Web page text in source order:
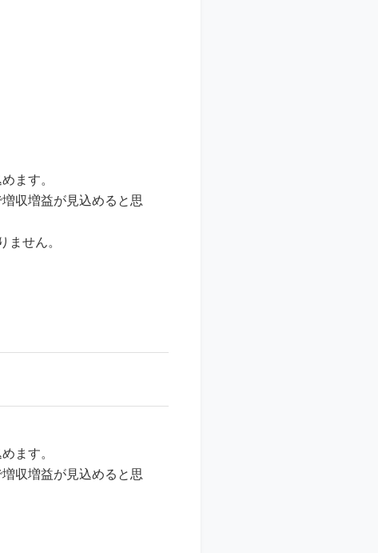
ます。
収増益が見込めると思
ません。
ます。
収増益が見込めると思